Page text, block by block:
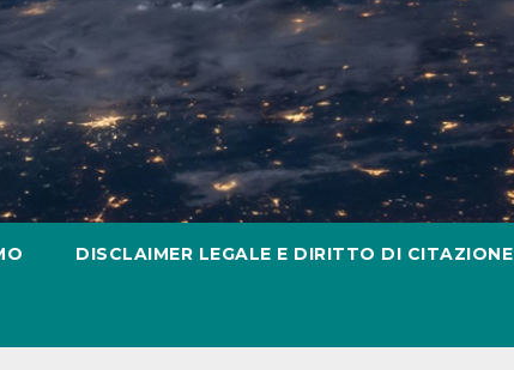
DISCLAIMER LEGALE E DIRITTO DI CITAZIONE